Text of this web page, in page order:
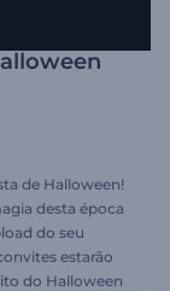
de Halloween!
desta época
do seu
estarão
do Halloween